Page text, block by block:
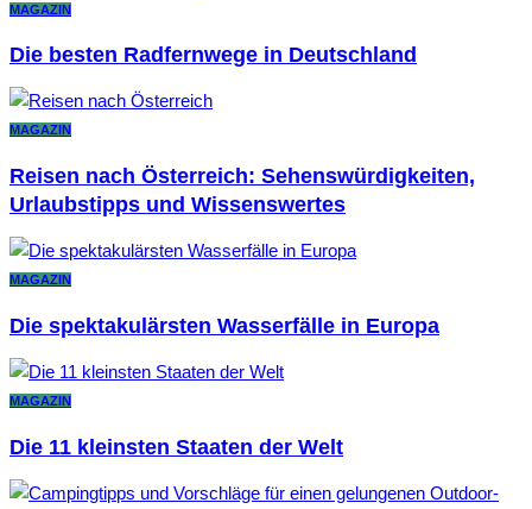
MAGAZIN
Die besten Radfernwege in Deutschland
MAGAZIN
Reisen nach Österreich: Sehenswürdigkeiten,
Urlaubstipps und Wissenswertes
MAGAZIN
Die spektakulärsten Wasserfälle in Europa
MAGAZIN
Die 11 kleinsten Staaten der Welt